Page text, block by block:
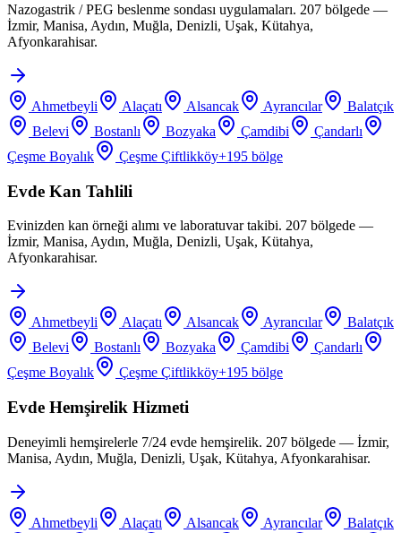
Nazogastrik / PEG beslenme sondası uygulamaları. 207 bölgede —
İzmir, Manisa, Aydın, Muğla, Denizli, Uşak, Kütahya,
Afyonkarahisar.
Ahmetbeyli Alaçatı Alsancak Ayrancılar
Balatçık
Belevi
Bostanlı Bozyaka Çamdibi
Çandarlı
Çeşme Boyalık
Çeşme Çiftlikköy+195 bölge
Evde Kan Tahlili
Evinizden kan örneği alımı ve laboratuvar takibi. 207 bölgede —
İzmir, Manisa, Aydın, Muğla, Denizli, Uşak, Kütahya,
Afyonkarahisar.
Ahmetbeyli Alaçatı Alsancak Ayrancılar
Balatçık
Belevi
Bostanlı Bozyaka Çamdibi
Çandarlı
Çeşme Boyalık
Çeşme Çiftlikköy+195 bölge
Evde Hemşirelik Hizmeti
Deneyimli hemşirelerle 7/24 evde hemşirelik. 207 bölgede — İzmir,
Manisa, Aydın, Muğla, Denizli, Uşak, Kütahya, Afyonkarahisar.
Ahmetbeyli Alaçatı Alsancak Ayrancılar Balatçık